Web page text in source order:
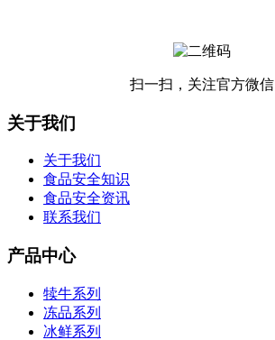
扫一扫，关注官方微信
关于我们
关于我们
食品安全知识
食品安全资讯
联系我们
产品中心
犊牛系列
冻品系列
冰鲜系列